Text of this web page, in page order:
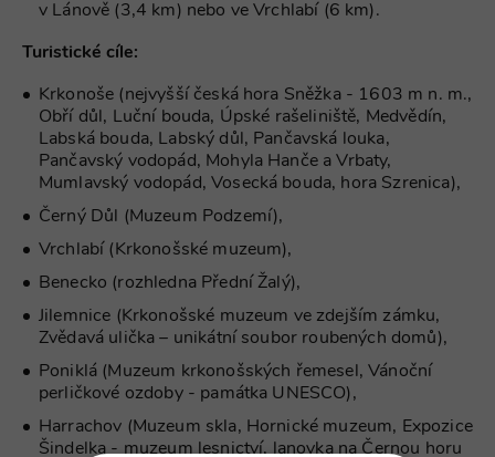
v Lánově (3,4 km) nebo ve Vrchlabí (6 km).
Turistické cíle:
Krkonoše (nejvyšší česká hora Sněžka - 1603 m n. m.,
Obří důl, Luční bouda, Úpské rašeliniště, Medvědín,
Labská bouda, Labský důl, Pančavská louka,
Pančavský vodopád, Mohyla Hanče a Vrbaty,
Mumlavský vodopád, Vosecká bouda, hora Szrenica),
Černý Důl (Muzeum Podzemí),
Vrchlabí (Krkonošské muzeum),
Benecko (rozhledna Přední Žalý),
Jilemnice (Krkonošské muzeum ve zdejším zámku,
Zvědavá ulička – unikátní soubor roubených domů),
Poniklá (Muzeum krkonošských řemesel, Vánoční
perličkové ozdoby - památka UNESCO),
Harrachov (Muzeum skla, Hornické muzeum, Expozice
Šindelka - muzeum lesnictví, lanovka na Černou horu